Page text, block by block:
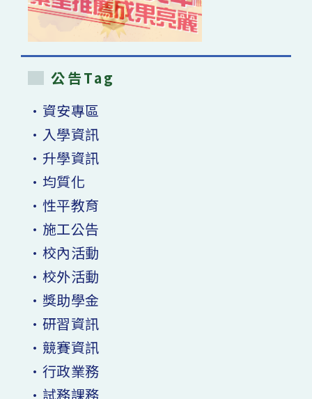
公告Tag
•資安專區
•入學資訊
•升學資訊
•均質化
•性平教育
•施工公告
•校內活動
•校外活動
•獎助學金
•研習資訊
•競賽資訊
•行政業務
•試務課務